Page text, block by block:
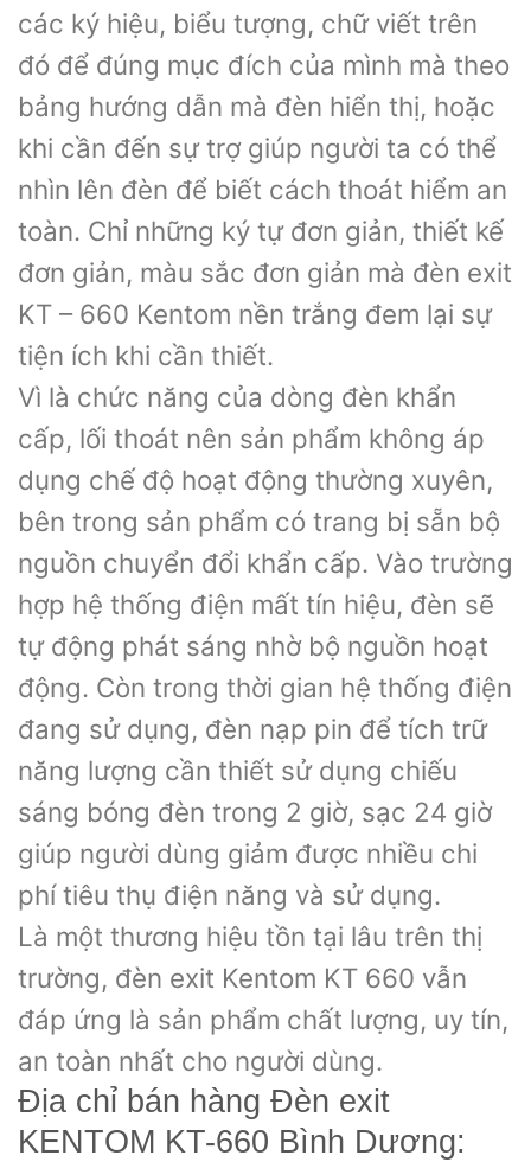
các ký hiệu, biểu tượng, chữ viết trên
đó để đúng mục đích của mình mà theo
bảng hướng dẫn mà đèn hiển thị, hoặc
khi cần đến sự trợ giúp người ta có thể
nhìn lên đèn để biết cách thoát hiểm an
toàn. Chỉ những ký tự đơn giản, thiết kế
đơn giản, màu sắc đơn giản mà đèn exit
KT – 660 Kentom nền trắng đem lại sự
tiện ích khi cần thiết.
Vì là chức năng của dòng đèn khẩn
cấp, lối thoát nên sản phẩm không áp
dụng chế độ hoạt động thường xuyên,
bên trong sản phẩm có trang bị sẵn bộ
nguồn chuyển đổi khẩn cấp. Vào trường
hợp hệ thống điện mất tín hiệu, đèn sẽ
tự động phát sáng nhờ bộ nguồn hoạt
động. Còn trong thời gian hệ thống điện
đang sử dụng, đèn nạp pin để tích trữ
năng lượng cần thiết sử dụng chiếu
sáng bóng đèn trong 2 giờ, sạc 24 giờ
giúp người dùng giảm được nhiều chi
phí tiêu thụ điện năng và sử dụng.
Là một thương hiệu tồn tại lâu trên thị
trường, đèn exit Kentom KT 660 vẫn
đáp ứng là sản phẩm chất lượng, uy tín,
an toàn nhất cho người dùng.
Địa chỉ bán hàng Đèn exit
KENTOM KT-660 Bình Dương: